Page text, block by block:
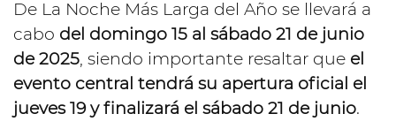
De La Noche Más Larga del Año se llevará a
cabo del domingo 15 al sábado 21 de junio
de 2025 , siendo importante resaltar que el
evento central tendrá su apertura oficial el
jueves 19 y finalizará el sábado 21 de junio.